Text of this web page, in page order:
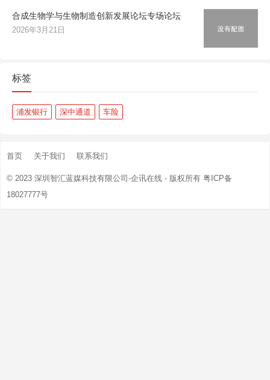
合成生物学与生物制造创新发展论坛专场论坛
2026年3月21日
标签
浦发银行 深中通道 车险
首页 关于我们 联系我们
© 2023 深圳智汇蓝媒科技有限公司-企讯在线 - 版权所有 粤ICP备
18027777号